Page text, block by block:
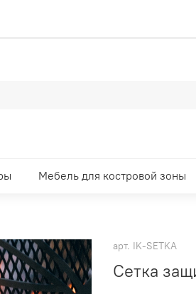
Мебель для костровой зоны
арт. IK-SETKA
Сетка